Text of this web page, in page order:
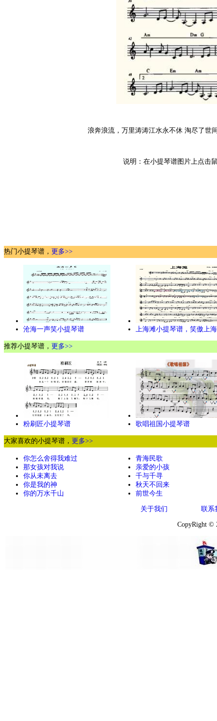
浪奔浪流，万里涛涛江水永不休 淘尽了世
说明：在小提琴谱图片上点击
热门小提琴谱， 更多>>
沧海一声笑小提琴谱 上海滩小提琴谱，笑傲上
推荐小提琴谱， 更多>>
粉刷匠小提琴谱 歌唱祖国小提琴谱
大家喜欢的小提琴谱， 更多>>
你怎么舍得我难过
那女孩对我说
你从未离去
你是我的神
你的万水千山
青海民歌
亲爱的小孩
千与千寻
秋天不回来
前世今生
关于我们 联系
CopyRight ©